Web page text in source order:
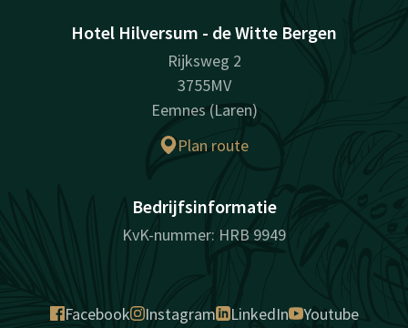
Hotel Hilversum - de Witte Bergen
Rijksweg 2
3755MV
Eemnes (Laren)
Plan route
Bedrijfsinformatie
KvK-nummer: HRB 9949
Facebook Instagram LinkedIn Youtube